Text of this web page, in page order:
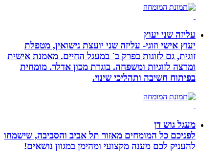
עליזה שני יעוץ
יעוץ אישי וזוגי- עליזה שני יועצת נישואין, מטפלת
זוגית, גם לזוגות בפרק ב` במעגל החיים. מאמנת אישית
ומרצה לזוגיות ומשפחה. בוגרת מכון אדלר. מומחית
בפיתוח חשיבה ותהליכי שינוי.
מעגל גוש דן
לפניכם כל המומחים מאזור תל אביב והסביבה, שישמחו
להעניק לכם מענה מקצועי ומהימן במגוון נושאים!